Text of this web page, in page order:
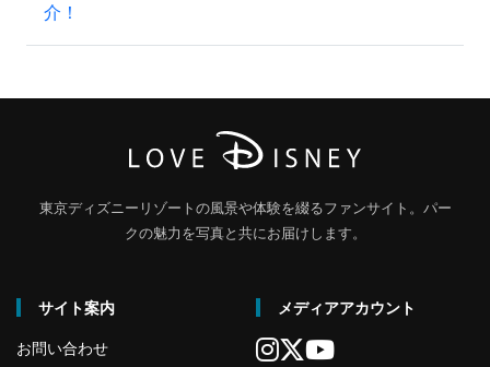
介！
東京ディズニーリゾートの風景や体験を綴るファンサイト。パー
クの魅力を写真と共にお届けします。
サイト案内
お問い合わせ
メディアアカウント